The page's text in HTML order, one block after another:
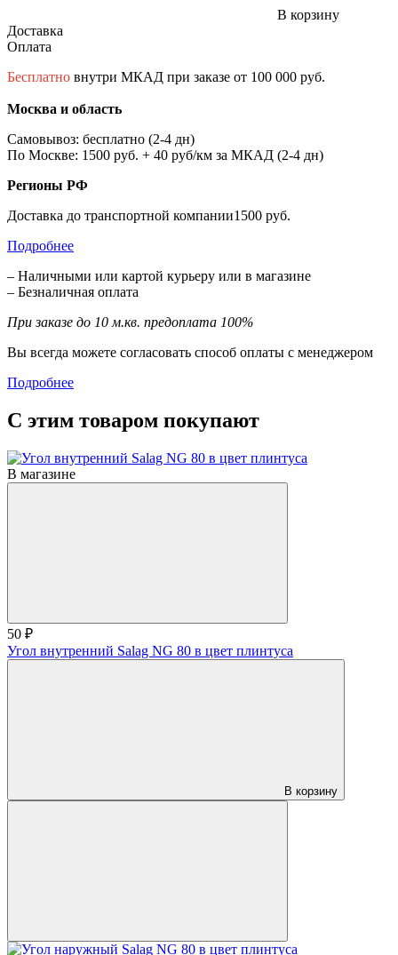
В корзину
Доставка
Оплата
Бесплатно внутри МКАД при заказе от 100 000 руб.
Москва и область
Самовывоз: бесплатно (2-4 дн)
По Москве: 1500 руб. + 40 руб/км за МКАД (2-4 дн)
Регионы РФ
Доставка до транспортной компании1500 руб.
Подробнее
– Наличными или картой курьеру или в магазине
– Безналичная оплата
При заказе до 10 м.кв. предоплата 100%
Вы всегда можете согласовать способ оплаты с менеджером
Подробнее
С этим товаром покупают
В магазине
50 ₽
Угол внутренний Salag NG 80 в цвет плинтуса
В корзину